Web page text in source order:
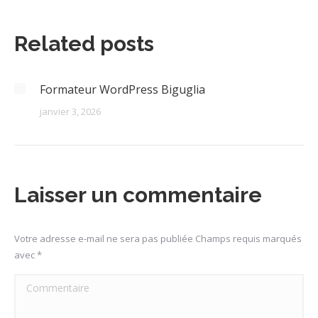
Related posts
Formateur WordPress Biguglia
janvier 3, 2026
Laisser un commentaire
Votre adresse e-mail ne sera pas publiée Champs requis marqués
avec*
Commentaire